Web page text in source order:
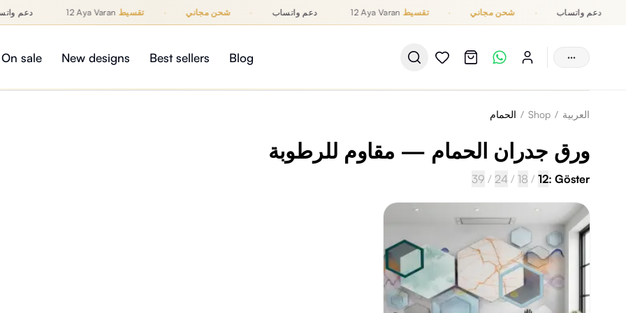
دعم 12 Aya Varan تقسيط شحن مجاني دعم واتساب 12 Aya Varan تقسيط شحن مجاني دعم واتساب
On sale New designs Best sellers Blog ···
العربية /
Shop
/ الحمام
ورق جدران الحمام — مقاوم للرطوبة
Göster :
12
/
18
/
24
/
39